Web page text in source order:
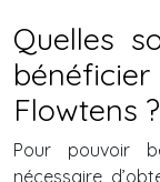
Quelles
Flowtens ?
Pour pouvoir
nécessaire